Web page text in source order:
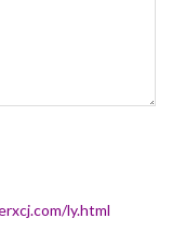
ly.html